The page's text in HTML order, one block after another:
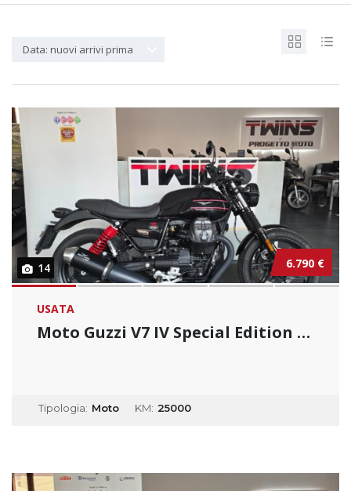
Data: nuovi arrivi prima
14 6.790 €
USATA
Moto Guzzi V7 IV Special Edition _ Usato Per...
Tipologia: Moto KM: 25000